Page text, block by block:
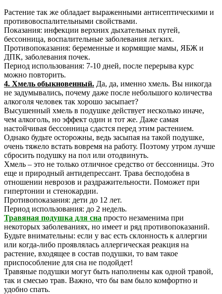
Растение так же обладает выраженными антисептическими и
противовоспалительными свойствами.
Показания: инфекции верхних дыхательных путей,
бессонница, воспалительные заболевания легких.
Противопоказания: беременные и кормящие мамы, ЯБЖ и
ДПК, заболевания почек.
Период использования: 7-10 дней, после перерыва курс
можно повторить.
4. Хмель обыкновенный. Да, да, именно хмель. Вы никогда
не задумывались, почему даже после небольшого количества
алкоголя человек так хорошо засыпает?
Высушенный хмель в подушке действует несколько иначе,
чем алкоголь, но эффект один и тот же. Даже самая
настойчивая бессонница сдастся перед этим растением.
Однако будьте осторожны, ведь засыпая на такой подушке,
очень тяжело встать вовремя на работу. Поэтому утром лучше
сбросить подушку на пол или отодвинуть.
Хмель – это не только отличное средство от бессонницы. Это
еще и природный антидепрессант. Трава бесподобна в
отношении неврозов и раздражительности. Поможет при
гипертонии и стенокардии.
Противопоказания: дети до 12 лет.
Период использования: до 2 недель.
Травяная подушка для сна просто незаменима при
некоторых заболеваниях, но имеет и ряд противопоказаний.
Будьте внимательны: если у вас есть склонность к аллергии
или когда-либо проявлялась аллергическая реакция на
растение, входящее в состав подушки, то вам такое
приспособление для сна не подойдет!
Травяные подушки могут быть наполнены как одной травой,
так и смесью трав. Важно, что бы вам было комфортно и
удобно спать.